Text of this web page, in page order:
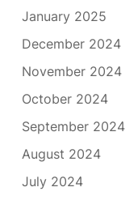
January 2025
December 2024
November 2024
October 2024
September 2024
August 2024
July 2024